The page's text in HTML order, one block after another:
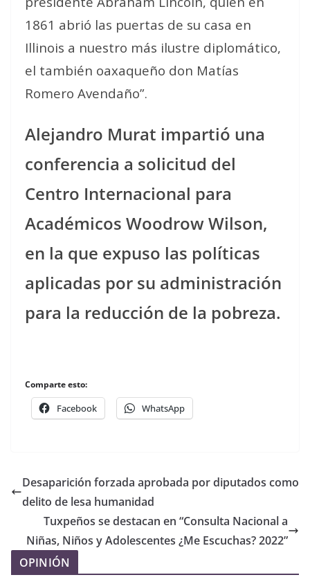
1861 abrió las puertas de su casa en
Illinois a nuestro más ilustre diplomático,
el también oaxaqueño don Matías
Romero Avendaño”.
Alejandro Murat impartió una
conferencia a solicitud del
Centro Internacional para
Académicos Woodrow Wilson,
en la que expuso las políticas
aplicadas por su administración
para la reducción de la pobreza.
Comparte esto:
Facebook WhatsApp
Desaparición forzada aprobada por diputados como
delito de lesa humanidad
Tuxpeños se destacan en “Consulta Nacional a
Niñas, Niños y Adolescentes ¿Me Escuchas? 2022”
OPINIÓN